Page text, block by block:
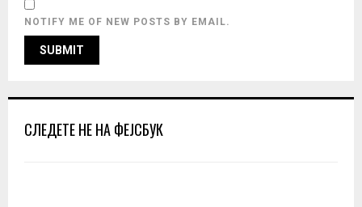
NOTIFY ME OF NEW POSTS BY EMAIL.
СЛЕДЕТЕ НЕ НА ФЕЈСБУК